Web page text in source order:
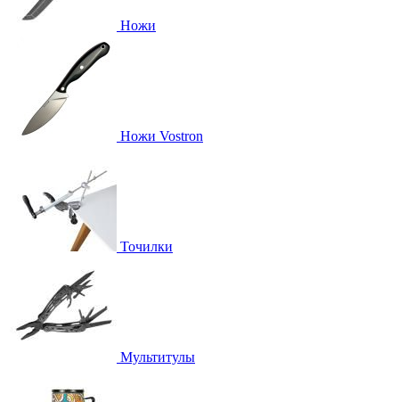
Ножи
Ножи Vostron
Точилки
Мультитулы